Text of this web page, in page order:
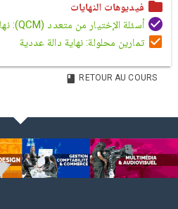
فيديوهات النهايات
أسئلة الإختيار من متعدد (QCM): نهاية دالة عددية
تمارين محلولة: نهاية دالة عددية
RETOUR AU COURS